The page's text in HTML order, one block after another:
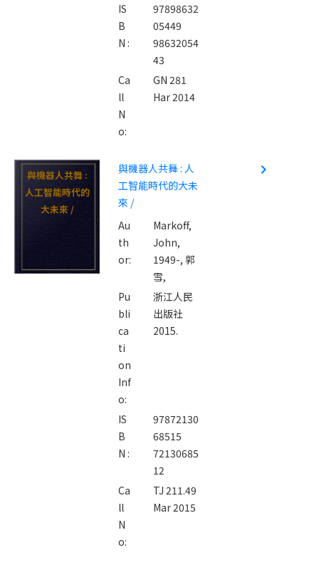
IS
B
N :
97898632
05449
98632054
43
Ca
ll
N
o:
GN 281
Har 2014
與機器人共舞 :
人工智能時代的
大未來 /
與機器人共舞 : 人
工智能時代的大未
來 /
Au
th
or:
Markoff,
John,
1949-, 郭
雪,
Pu
bli
ca
ti
on
Inf
o:
浙江人民
出版社
2015.
IS
B
N :
97872130
68515
72130685
12
Ca
ll
N
o:
TJ 211.49
Mar 2015
navigate_next